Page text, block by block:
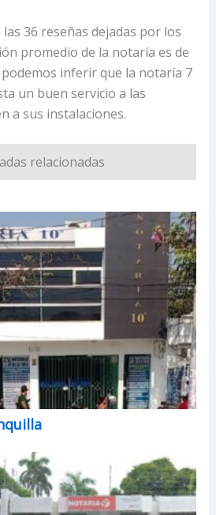
36 reseñas dejadas por los
promedio de la notaría es de
inferir que la notaría 7
un buen servicio a las
a sus instalaciones.
relacionadas